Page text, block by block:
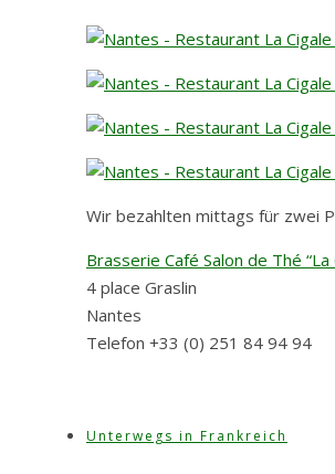
Wir bezahlten mittags für zwei
Brasserie Café Salon de Thé “La
4 place Graslin
Nantes
Telefon +33 (0) 251 84 94 94
Unterwegs in Frankreich